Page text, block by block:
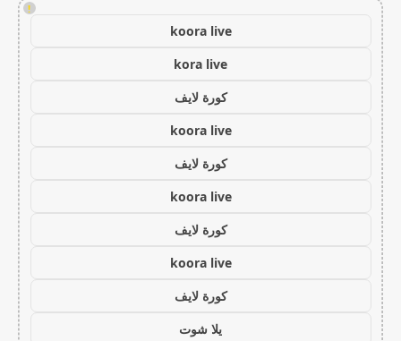
!
koora live
kora live
كورة لايف
koora live
كورة لايف
koora live
كورة لايف
koora live
كورة لايف
يلا شوت